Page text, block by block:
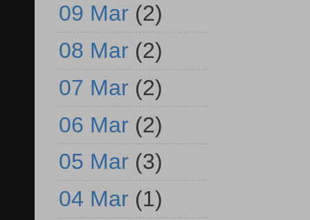
09 Mar (2)
08 Mar (2)
07 Mar (2)
06 Mar (2)
05 Mar (3)
04 Mar (1)